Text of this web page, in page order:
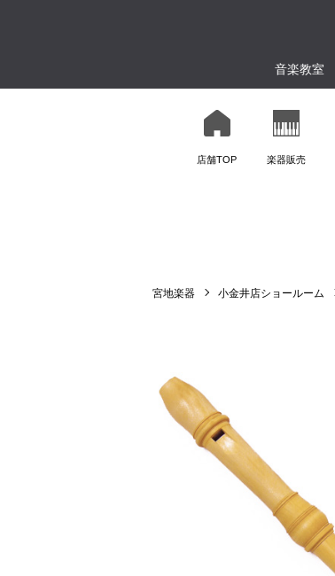
音楽教室
店舗TOP 楽器販売
宮地楽器 小金井店ショールーム